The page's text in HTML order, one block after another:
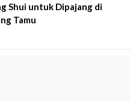
Shui untuk Dipajang di
Tamu